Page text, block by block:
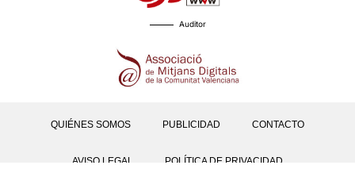
Auditor
QUIÉNES SOMOS PUBLICIDAD CONTACTO
AVISO LEGAL POLÍTICA DE PRIVACIDAD